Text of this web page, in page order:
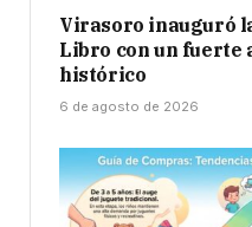
Virasoro inauguró
Libro con un fuerte
histórico
6 de agosto de 2026